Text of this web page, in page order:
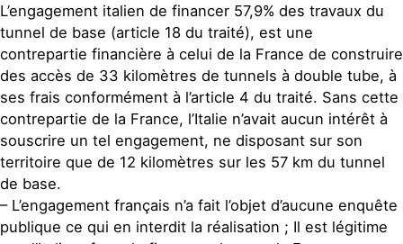
L’engagement italien de financer 57,9% des travaux du
tunnel de base (article 18 du traité), est une
contrepartie financière à celui de la France de construire
des accès de 33 kilomètres de tunnels à double tube, à
ses frais conformément à l’article 4 du traité. Sans cette
contrepartie de la France, l’Italie n’avait aucun intérêt à
souscrire un tel engagement, ne disposant sur son
territoire que de 12 kilomètres sur les 57 km du tunnel
de base.
– L’engagement français n’a fait l’objet d’aucune enquête
publique ce qui en interdit la réalisation ; Il est légitime